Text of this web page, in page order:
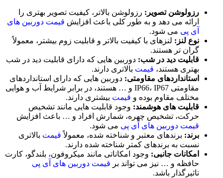
رزولوشن تصویر: رزولوشن بالاتر، کیفیت تصویر بهتری را
ارائه می دهد و به طور کلی باعث افزایش قیمت دوربین های
آی پی می شود.
نوع لنز: لنزهای با کیفیت بالاتر و قابلیت زوم بیشتر، معمولاً
گران تر هستند.
قابلیت دید در شب: دوربین هایی که دارای قابلیت دید در شب
بهتری هستند، قیمت بالاتری دارند.
استانداردهای مقاومتی: دوربین هایی که دارای استانداردهای
مقاومتی IP66، IP67 و … هستند، در برابر شرایط آب و هوایی
مختلف مقاوم بوده و قیمت بیشتری دارند.
قابلیت های هوشمند: وجود قابلیت هایی مانند تشخیص
حرکت، تشخیص چهره، شمارش افراد و … باعث افزایش
قیمت دوربین های آی پی می شود.
برند: برندهای معتبر و شناخته شده، معمولاًقیمت بالاتری
نسبت به برندهای کمتر شناخته شده دارند.
امکانات جانبی: وجود امکاناتی مانند میکروفون، بلندگو، کارت
حافظه و … نیز می تواند بر قیمت دوربین های آی پی
تاثیرگذار باشد.